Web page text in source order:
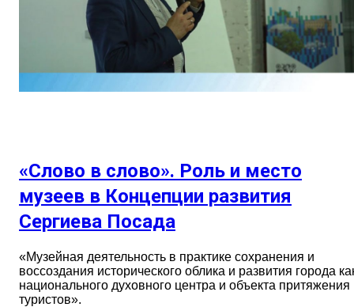
«Слово в слово». Роль и место
музеев в Концепции развития
Сергиева Посада
«Музейная деятельность в практике сохранения и
воссоздания исторического облика и развития города
национального духовного центра и объекта притяжения
туристов».